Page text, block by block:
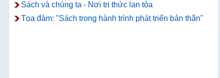
Sách và chúng ta - Nơi tri thức lan tỏa
Tọa đàm: "Sách trong hành trình phát triển bản thân"